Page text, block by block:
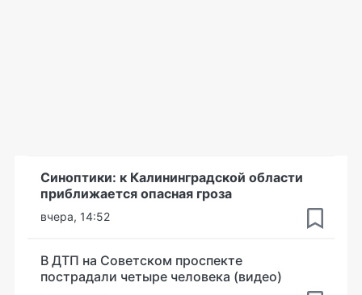
Синоптики: к Калининградской области
приближается опасная гроза
вчера, 14:52
В ДТП на Советском проспекте
пострадали четыре человека (видео)